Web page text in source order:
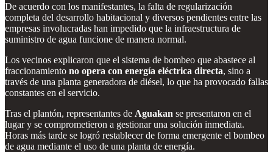
De acuerdo con los manifestantes, la falta de regularización
completa del desarrollo habitacional y diversos pendientes entre las
empresas involucradas han impedido que la infraestructura de
suministro de agua funcione de manera normal.
Los vecinos explicaron que el sistema de bombeo que abastece al
fraccionamiento no opera con energía eléctrica directa, sino a
través de una planta generadora de diésel, lo que ha provocado fallas
constantes en el servicio.
Tras el plantón, representantes de Aguakan se presentaron en el
lugar y se comprometieron a gestionar una solución inmediata.
Horas más tarde se logró restablecer de forma emergente el bombeo
de agua mediante el uso de una planta de energía.